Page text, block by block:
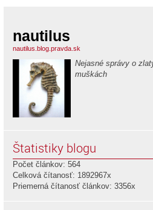
nautilus
nautilus.blog.pravda.sk
Nejasné správy o
muškách
Štatistiky blogu
Počet článkov: 564
Celková čítanosť: 1892967x
Priemerná čítanosť článkov: 3356x